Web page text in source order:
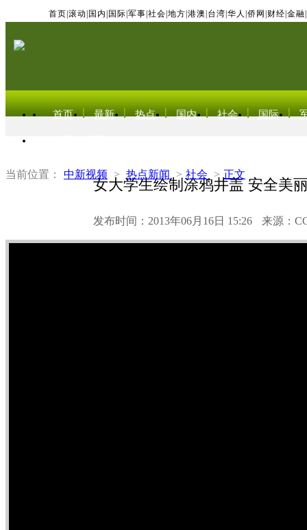
首页 滚动 国内 国际 军事 社会 地方 港澳 台湾 华人 侨网 财经 金融
首页 最新 热点 国内 社会 国际
当前位置： 中新视频 > 热点新闻 > 社会 > 正文
女大学生绘制涂鸦井盖 安全美
发布时间：2013年06月16日 15:26 来源：